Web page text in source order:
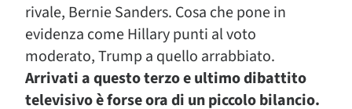
rivale, Bernie Sanders. Cosa che pone in
evidenza come Hillary punti al voto
moderato, Trump a quello arrabbiato.
Arrivati a questo terzo e ultimo dibattito
televisivo è forse ora di un piccolo bilancio.